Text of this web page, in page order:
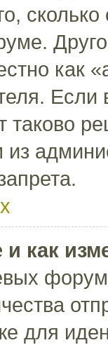
как
таково
из
и как
для